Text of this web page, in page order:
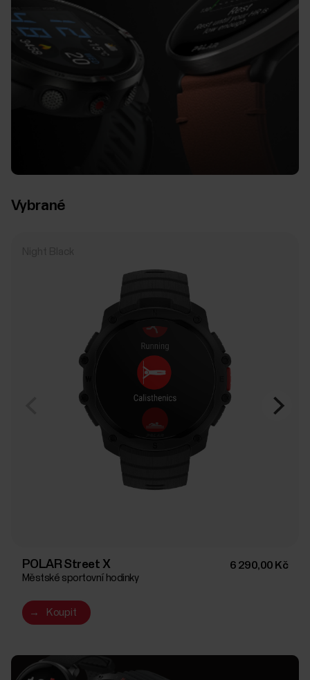
Vybrané
POLAR Street X
Městské sportovní hodinky
6 290,00 Kč
→ Koupit